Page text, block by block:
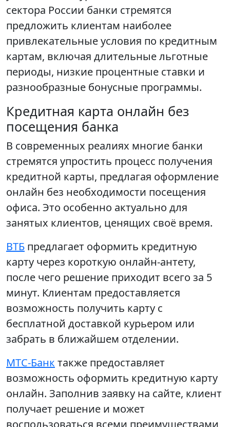
сектора России банки стремятся
предложить клиентам наиболее
привлекательные условия по кредитным
картам, включая длительные льготные
периоды, низкие процентные ставки и
разнообразные бонусные программы.
Кредитная карта онлайн без
посещения банка
В современных реалиях многие банки
стремятся упростить процесс получения
кредитной карты, предлагая оформление
онлайн без необходимости посещения
офиса. Это особенно актуально для
занятых клиентов, ценящих своё время.
ВТБ предлагает оформить кредитную
карту через короткую онлайн-антету,
после чего решение приходит всего за 5
минут. Клиентам предоставляется
возможность получить карту с
бесплатной доставкой курьером или
забрать в ближайшем отделении.
МТС-Банк также предоставляет
возможность оформить кредитную карту
онлайн. Заполнив заявку на сайте, клиент
получает решение и может
воспользоваться всеми преимуществами